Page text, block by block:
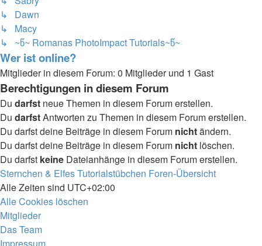
↳ Dawn
↳ Macy
↳ ~წ~ Romanas PhotoImpact Tutorials~წ~
Wer ist online?
Mitglieder in diesem Forum: 0 Mitglieder und 1 Gast
Berechtigungen in diesem Forum
Du darfst neue Themen in diesem Forum erstellen.
Du darfstAntworten zu Themen in diesem Forum erstellen.
Du darfst deine Beiträge in diesem Forum nichtändern.
Du darfst deine Beiträge in diesem Forum nicht löschen.
Du darfst keine Dateianhänge in diesem Forum erstellen.
Sternchen & Elfes Tutorialstübchen Foren-Übersicht
Alle Zeiten sind UTC+02:00
Alle Cookies löschen
Mitglieder
Das Team